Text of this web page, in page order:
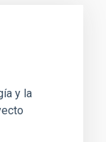
y la